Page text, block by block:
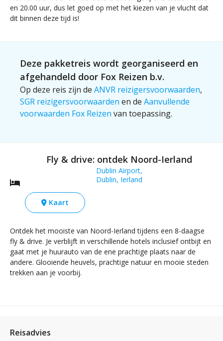
en 20.00 uur, dus let goed op met het kiezen van je vlucht dat
dit binnen deze tijd is!
Deze pakketreis wordt georganiseerd en
afgehandeld door Fox Reizen b.v.
Op deze reis zijn de ANVR reizigersvoorwaarden,
SGR reizigersvoorwaarden en de Aanvullende
voorwaarden Fox Reizen van toepassing.
Fly & drive: ontdek Noord-Ierland
Dublin Airport,
Dublin, Ierland
Kaart
Ontdek het mooiste van Noord-Ierland tijdens een 8-daagse
fly & drive. Je verblijft in verschillende hotels inclusief ontbijt en
gaat met je huurauto van de ene prachtige plaats naar de
andere. Glooiende heuvels, prachtige natuur en mooie steden
trekken aan je voorbij.
Reisadvies